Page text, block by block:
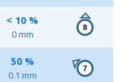
< 10 %
0 mm
8
50 %
0.1 mm
7